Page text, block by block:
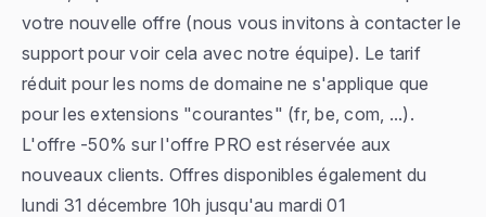
votre nouvelle offre (nous vous invitons à contacter le
support pour voir cela avec notre équipe). Le tarif
réduit pour les noms de domaine ne s'applique que
pour les extensions "courantes" (fr, be, com, ...).
L'offre -50% sur l'offre PRO est réservée aux
nouveaux clients. Offres disponibles également du
lundi 31 décembre 10h jusqu'au mardi 01